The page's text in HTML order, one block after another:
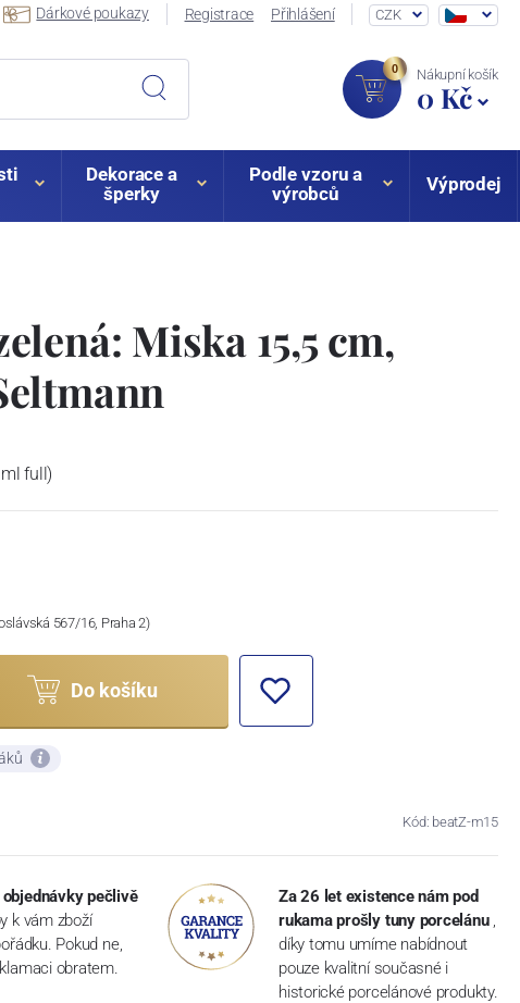
Dárkové poukazy Registrace Přihlášení CZK
0 Nákupní košík
0 Kč
Dekorace a
šperky
Podle vzoru a
výrobců
Výprodej
Miska 15,5 cm,
full)
567/16, Praha 2)
Do košíku
Kód: beatZ-m15
pečlivě
k vám zboží
Pokud ne,
obratem.
Za 26 let existence nám pod
rukama prošly tuny porcelánu ,
díky tomu umíme nabídnout
pouze kvalitní současné i
historické porcelánové produkty.